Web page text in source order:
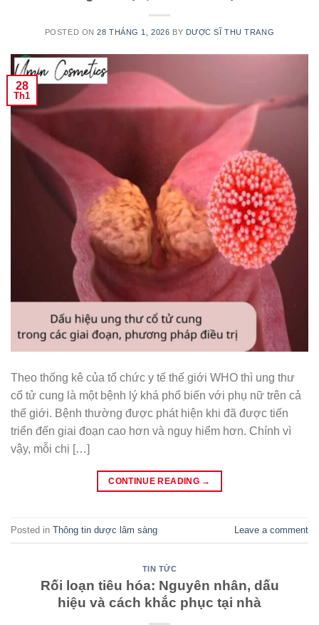
POSTED ON28 THÁNG 1, 2026 BY DƯỢC SĨ THU TRANG
28
Th1
Theo thống kê của tổ chức y tế thế giới WHO thì ung thư
cổ tử cung là một bệnh lý khá phổ biến với phụ nữ trên cả
thế giới. Bệnh thường được phát hiện khi đã được tiến
triển đến giai đoạn cao hơn và nguy hiểm hơn. Chính vì
vậy, mỗi chị […]
CONTINUE READING →
Posted in Thông tin dược lâm sàng Leave a comment
TIN TỨC
Rối loạn tiêu hóa: Nguyên nhân, dấu
hiệu và cách khắc phục tại nhà